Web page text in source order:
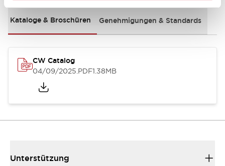
Kataloge & Broschüren Genehmigungen & Standards
CW Catalog
04/09/2025.PDF1.38MB
Unterstützung